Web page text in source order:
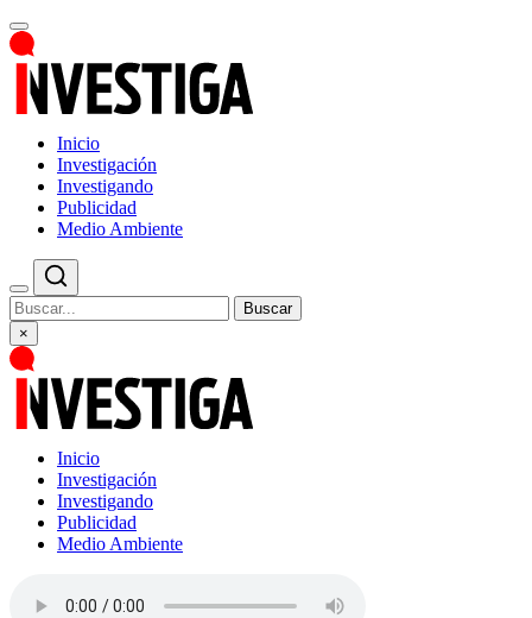
Inicio
Investigación
Investigando
Publicidad
Medio Ambiente
Buscar
×
Inicio
Investigación
Investigando
Publicidad
Medio Ambiente